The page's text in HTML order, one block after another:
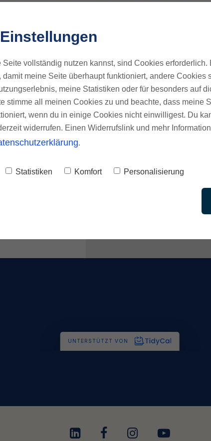
Calls und hol dir Klarheit
Seite vollständig nutzen kannst, sind Cookies
meine Seite überhaupt funktioniert, andere Cookies
meine Statistiken oder für besonders auf
stimme all meinen Cookies zu und beachte, dass meine
wenn du in einige Cookies nicht einwilligest. Du
widerrufen. Einen Widerrufslink und mehr
.
Statistiken Komfort Personalisierung